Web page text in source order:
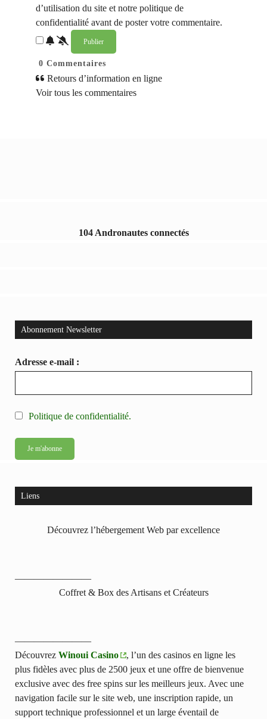
d’utilisation du site et notre politique de
confidentialité avant de poster votre commentaire.
0 Commentaires
Retours d’information en ligne
Voir tous les commentaires
104 Andronautes connectés
Abonnement Newsletter
Adresse e-mail :
Politique de confidentialité.
Liens
Découvrez l’hébergement Web par excellence
————————
Coffret & Box des Artisans et Créateurs
————————
Découvrez Winoui Casino
, l’un des casinos en ligne les
plus fidèles avec plus de 2500 jeux et une offre de bienvenue
exclusive avec des free spins sur les meilleurs jeux. Avec une
navigation facile sur le site web, une inscription rapide, un
support technique professionnel et un large éventail de